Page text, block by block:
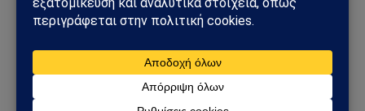
Στενά του Ορμούζ: Το μεγάλο όπλο στρατηγικής
ισχύος του Ιράν – Οι 6 όροι που θέτει η Τεχεράνη
στις ΗΠΑ